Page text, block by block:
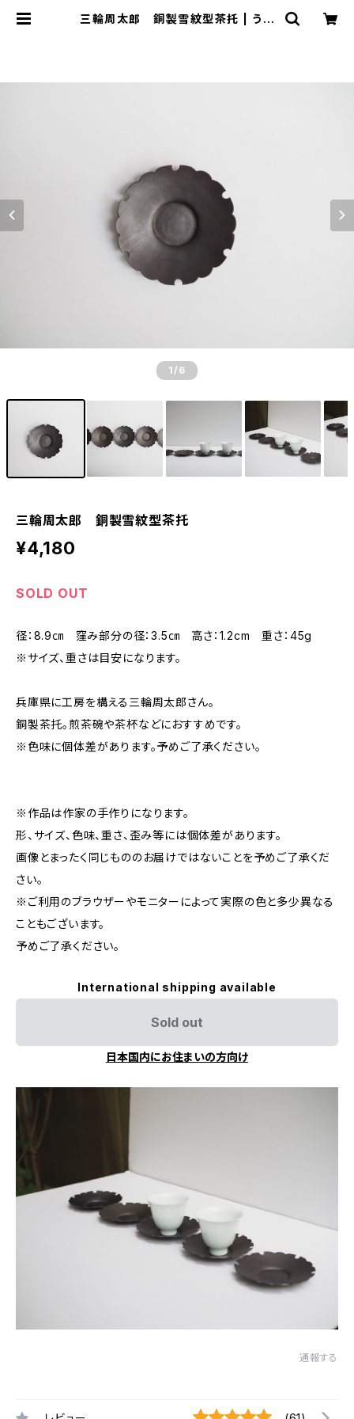
三輪周太郎 銅製雪紋型茶托 | うつ
1 /6
三輪周太郎 銅製雪紋型茶托
¥4,180
SOLD OUT
径：8.9㎝ 窪み部分の径：3.5㎝ 高さ：1.2cm 重さ：45g
※サイズ、重さは目安になります。
兵庫県に工房を構える三輪周太郎さん。
銅製茶托。煎茶碗や茶杯などにおすすめです。
※色味に個体差があります。予めご了承ください。
※作品は作家の手作りになります。
形、サイズ、色味、重さ、歪み等には個体差があります。
画像とまったく同じもののお届けではないことを予めご了承くだ
さい。
※ご利用のブラウザーやモニターによって実際の色と多少異なる
こともございます。
予めご了承ください。
International shipping available
Sold out
日本国内にお住まいの方向け
通報する